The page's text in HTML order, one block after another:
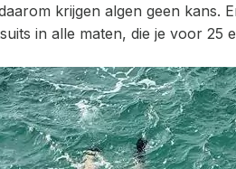
krijgen algen geen kans.
in alle maten, die je voor 25